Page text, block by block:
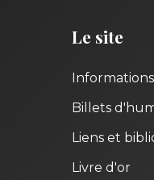
Le site
Billets
Liens et
Livre d'or